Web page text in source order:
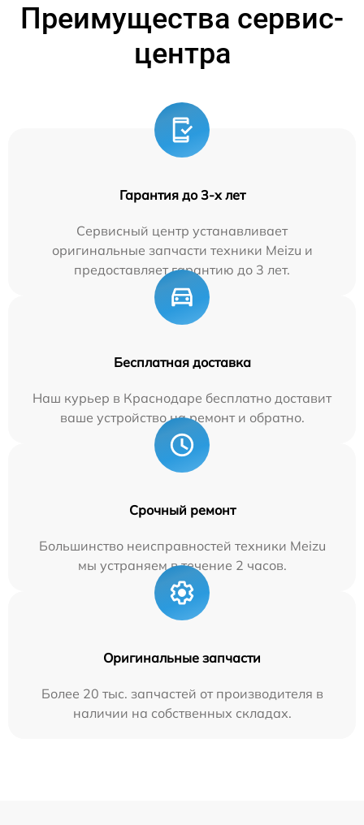
Преимущества сервис-
центра
Гарантия до 3-х лет
Сервисный центр устанавливает
оригинальные запчасти техники Meizu и
предоставляет гарантию до 3 лет.
Бесплатная доставка
Наш курьер в Краснодаре бесплатно доставит
ваше устройство на ремонт и обратно.
Срочный ремонт
Большинство неисправностей техники Meizu
мы устраняем в течение 2 часов.
Оригинальные запчасти
Более 20 тыс. запчастей от производителя в
наличии на собственных складах.